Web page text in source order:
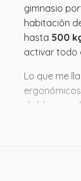
gimnasio
habitación
hasta 500
activar todo
Lo que me
de bloqueo
también